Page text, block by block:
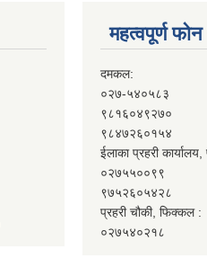
महत्वपूर्ण
दमकल:
०२७-५४०५८३
९८१६०४९२७०
९८४७२६०१५४
ईलाका प्रहरी
०२७५५००९९
९७५२६०५४२८
प्रहरी चौकी, फिक्कल :
०२७५४०२१८